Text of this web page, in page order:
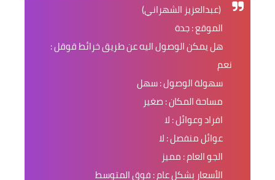
(عبدالعزيز الشهراني)
الموقع : جدة
هل يمكن الوصول اليه عن طريق خرائط قوقل :
نعم
سهولة الوصول : سهل
مساحة المكان : صغير
افراد وعوائل : لا
عوائل منفصل : لا
الجو العام : مميز
الأسعار بشكل عام : فوق المتوسط